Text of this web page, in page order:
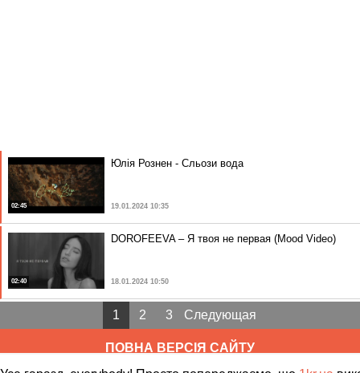
02:45
Юлія Рознен - Сльози вода
19.01.2024 10:35
02:40
DOROFEEVA – Я твоя не первая (Mood Video)
18.01.2024 10:50
1 2 3 Следующая
ПОВНА ВЕРСІЯ САЙТУ